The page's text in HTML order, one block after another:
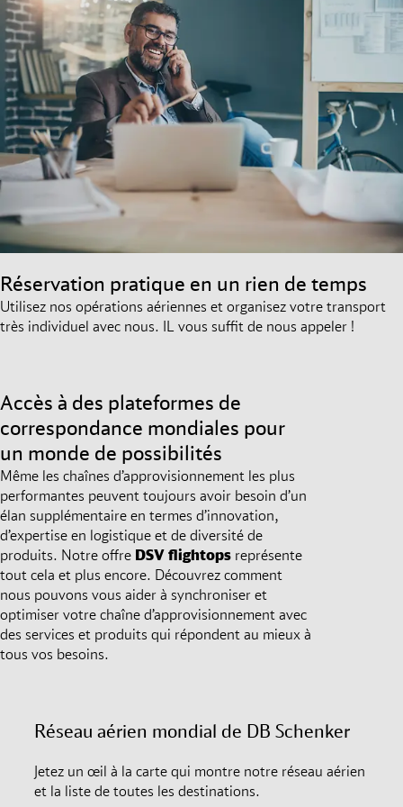
Réservation pratique en un rien de temps
Utilisez nos opérations aériennes et organisez votre transport
très individuel avec nous. IL vous suffit de nous appeler !
Accès à des plateformes de
correspondance mondiales pour
un monde de possibilités
Même les chaînes d’approvisionnement les plus
performantes peuvent toujours avoir besoin d’un
élan supplémentaire en termes d’innovation,
d’expertise en logistique et de diversité de
produits. Notre offre DSV flightops représente
tout cela et plus encore. Découvrez comment
nous pouvons vous aider à synchroniser et
optimiser votre chaîne d’approvisionnement avec
des services et produits qui répondent au mieux à
tous vos besoins.
Réseau aérien mondial de DB Schenker
Jetez un œil à la carte qui montre notre réseau aérien
et la liste de toutes les destinations.